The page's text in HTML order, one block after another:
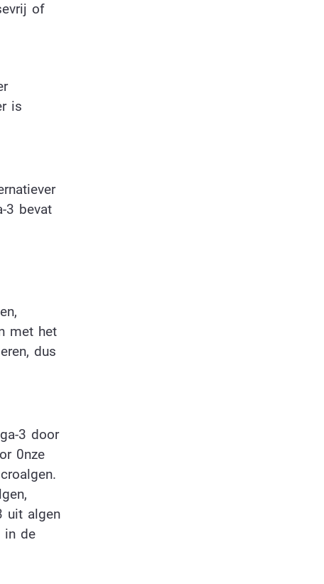
of
is
3 bevat
met het
dus
3 door
0nze
uit algen
in de